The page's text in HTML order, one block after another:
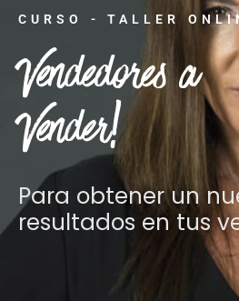
CURSO - TALLER
Vendedores a
Vender!
Para obtener un
resultados en tus